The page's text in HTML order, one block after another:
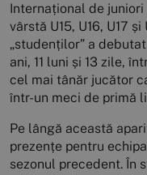
Internațional de
vârstă U15, U16, U17
„studenților” a
ani, 11 luni și 13 zile,
cel mai tânăr jucător
într-un meci de primă
Pe lângă această
prezențe pentru
sezonul precedent. În